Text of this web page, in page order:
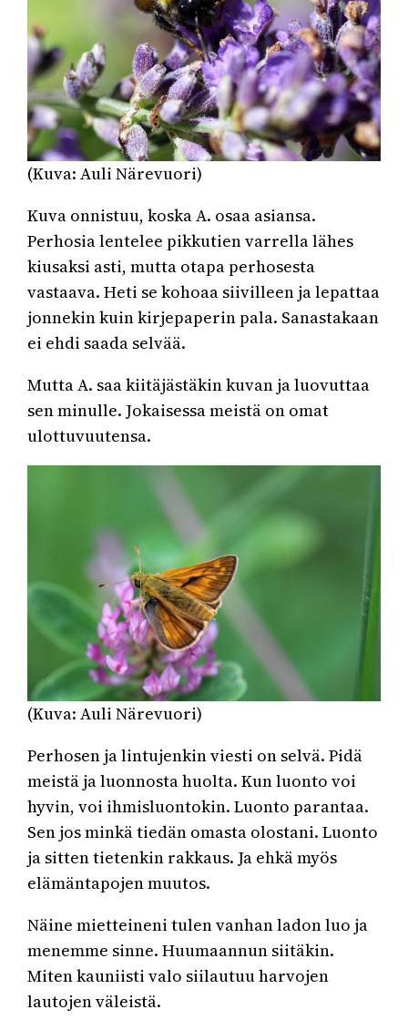
(Kuva: Auli Närevuori)
Kuva onnistuu, koska A. osaa asiansa.
Perhosia lentelee pikkutien varrella lähes
kiusaksi asti, mutta otapa perhosesta
vastaava. Heti se kohoaa siivilleen ja lepattaa
jonnekin kuin kirjepaperin pala. Sanastakaan
ei ehdi saada selvää.
Mutta A. saa kiitäjästäkin kuvan ja luovuttaa
sen minulle. Jokaisessa meistä on omat
ulottuvuutensa.
(Kuva: Auli Närevuori)
Perhosen ja lintujenkin viesti on selvä. Pidä
meistä ja luonnosta huolta. Kun luonto voi
hyvin, voi ihmisluontokin. Luonto parantaa.
Sen jos minkä tiedän omasta olostani. Luonto
ja sitten tietenkin rakkaus. Ja ehkä myös
elämäntapojen muutos.
Näine mietteineni tulen vanhan ladon luo ja
menemme sinne. Huumaannun siitäkin.
Miten kauniisti valo siilautuu harvojen
lautojen väleistä.